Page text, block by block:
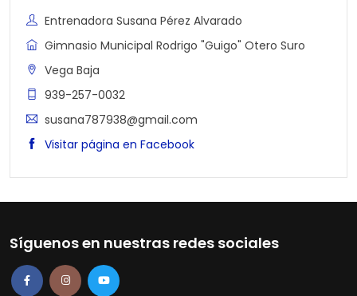
Entrenadora Susana Pérez Alvarado
Gimnasio Municipal Rodrigo "Guigo" Otero Suro
Vega Baja
939-257-0032
susana787938@gmail.com
Visitar página en Facebook
Síguenos en nuestras redes sociales